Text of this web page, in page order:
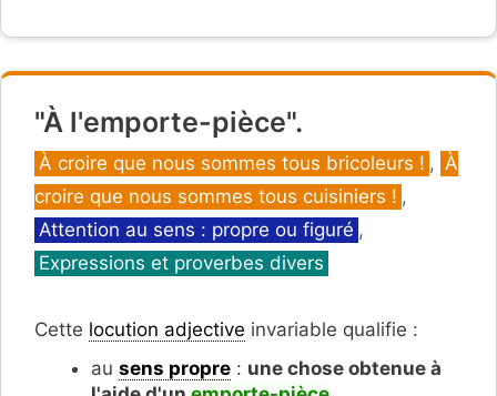
"À l'emporte-pièce".
Catégories
À croire que nous sommes tous bricoleurs ! , À
croire que nous sommes tous cuisiniers ! ,
Attention au sens : propre ou figuré ,
Expressions et proverbes divers
Cette locution adjective invariable qualifie :
au sens propre : une chose obtenue à